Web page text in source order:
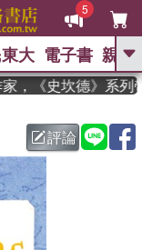
5
GO
、 暑期推薦 、
的李登輝時代 、 數學
、 偉大的迷走神經
群喵 、
大 電子書 親子
《史坎德》系列帶
評論